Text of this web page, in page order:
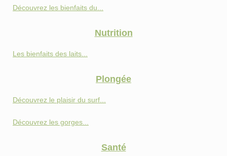
Découvrez les bienfaits du...
Nutrition
Les bienfaits des laits...
Plongée
Découvrez le plaisir du surf...
Découvrez les gorges...
Santé